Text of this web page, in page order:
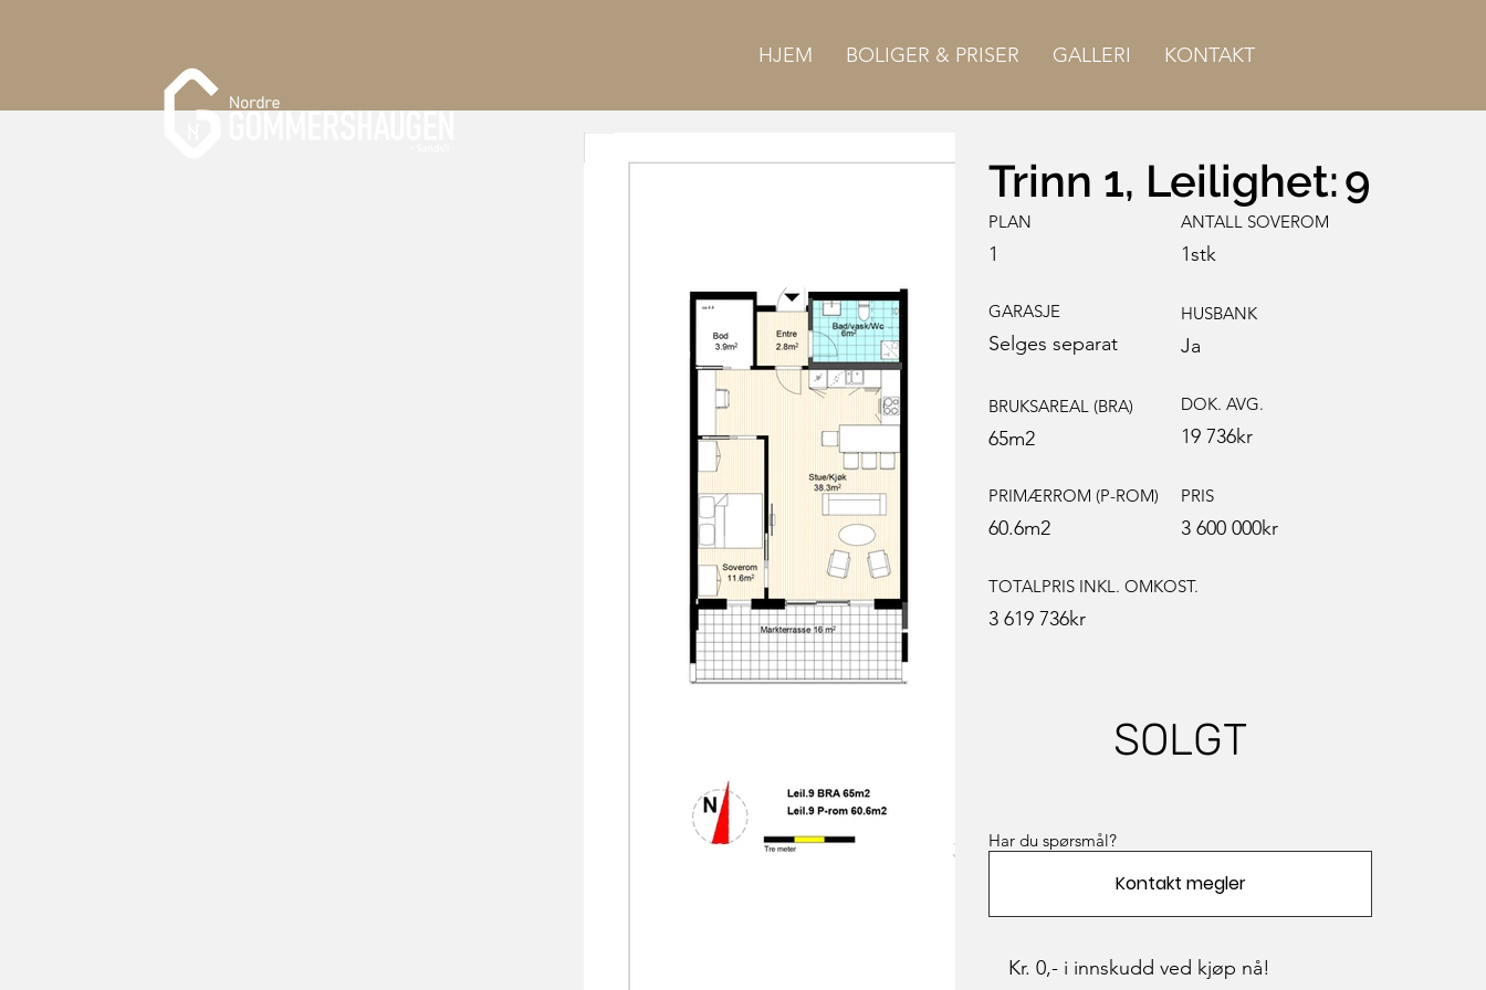
Trinn 1, Leilighet:9
TOTALPRIS INKL. OMKOST.
3 619 736kr
PRIS
3 600 000kr
PRIMÆRROM (P-ROM)
60.6m2
DOK. AVG.
19 736kr
BRUKSAREAL (BRA)
65m2
HUSBANK
Ja
GARASJE
Selges separat
ANTALL SOVEROM
1stk
PLAN
1
SOLGT
Har du spørsmål?
Kontakt megler
Kr. 0,- i innskudd ved kjøp nå!
HJEM BOLIGER & PRISER GALLERI KONTAKT